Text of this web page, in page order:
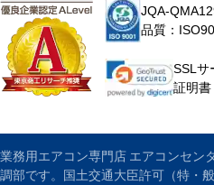
JQA-
品質：
SSLサ
証明書
業務用エアコン専門店 エアコンセン
調部です。国土交通大臣許可（特・